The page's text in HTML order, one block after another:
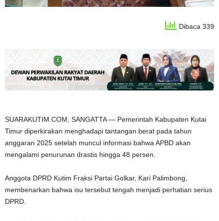
Dibaca 339
SUARAKUTIM.COM, SANGATTA — Pemerintah Kabupaten Kutai
Timur diperkirakan menghadapi tantangan berat pada tahun
anggaran 2025 setelah muncul informasi bahwa APBD akan
mengalami penurunan drastis hingga 48 persen.
Anggota DPRD Kutim Fraksi Partai Golkar, Kari Palimbong,
membenarkan bahwa isu tersebut tengah menjadi perhatian serius
DPRD.